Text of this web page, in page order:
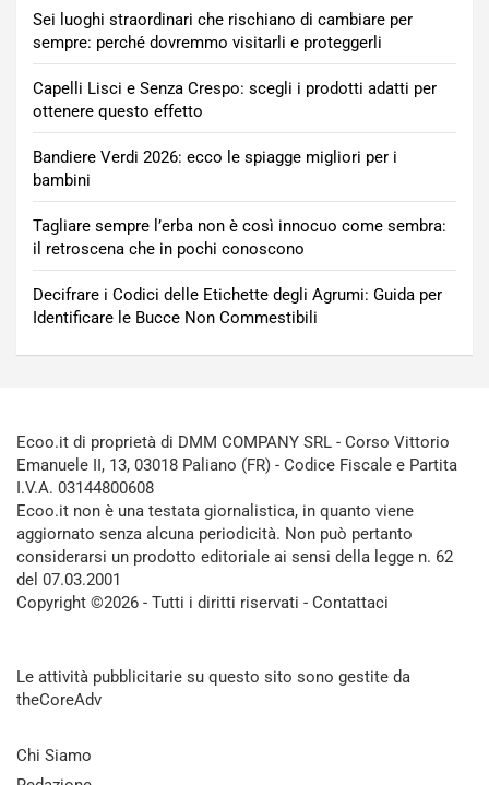
Sei luoghi straordinari che rischiano di cambiare per
sempre: perché dovremmo visitarli e proteggerli
Capelli Lisci e Senza Crespo: scegli i prodotti adatti per
ottenere questo effetto
Bandiere Verdi 2026: ecco le spiagge migliori per i
bambini
Tagliare sempre l’erba non è così innocuo come sembra:
il retroscena che in pochi conoscono
Decifrare i Codici delle Etichette degli Agrumi: Guida per
Identificare le Bucce Non Commestibili
Ecoo.it di proprietà di DMM COMPANY SRL - Corso Vittorio
Emanuele II, 13, 03018 Paliano (FR) - Codice Fiscale e Partita
I.V.A. 03144800608
Ecoo.it non è una testata giornalistica, in quanto viene
aggiornato senza alcuna periodicità. Non può pertanto
considerarsi un prodotto editoriale ai sensi della legge n. 62
del 07.03.2001
Copyright ©2026 - Tutti i diritti riservati - Contattaci
Le attività pubblicitarie su questo sito sono gestite da
theCoreAdv
Chi Siamo